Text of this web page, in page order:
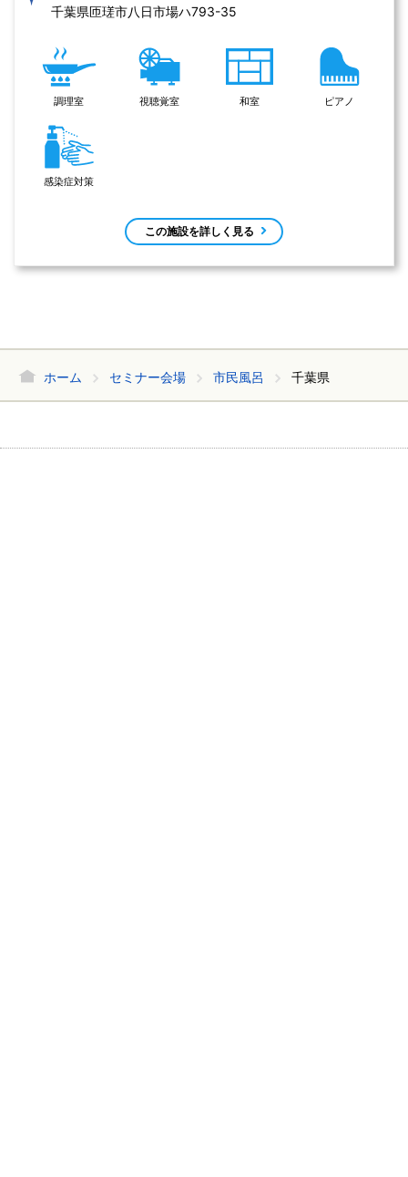
千葉県匝瑳市八日市場ハ793-35
調理室 視聴覚室 和室 ピアノ
感染症対策
この施設を詳しく見る
ホーム セミナー会場 市民風呂 千葉県